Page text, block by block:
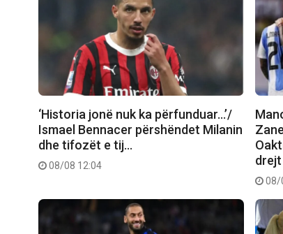
‘Historia jonë nuk ka përfunduar…’/
Ismael Bennacer përshëndet Milanin
dhe tifozët e tij…
08/08 12:04
08/